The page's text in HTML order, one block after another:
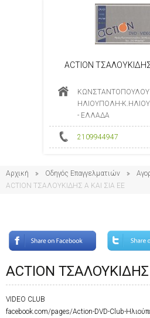
ACTION
ΚΩΝΣΤΑΝΤΟΠΟΥΛΟΥ
ΗΛΙΟΥΠΟΛΗ-
- ΕΛΛΑΔΑ
2109944947
Αρχική Οδηγός Επαγγελματιών
ACTION ΤΣΑΛΟΥΚΙΔΗΣ Α ΚΑΙ ΣΙΑ ΕΕ
ACTION
VIDEO CLUB
facebook.com/pages/Action-DVD-Club-